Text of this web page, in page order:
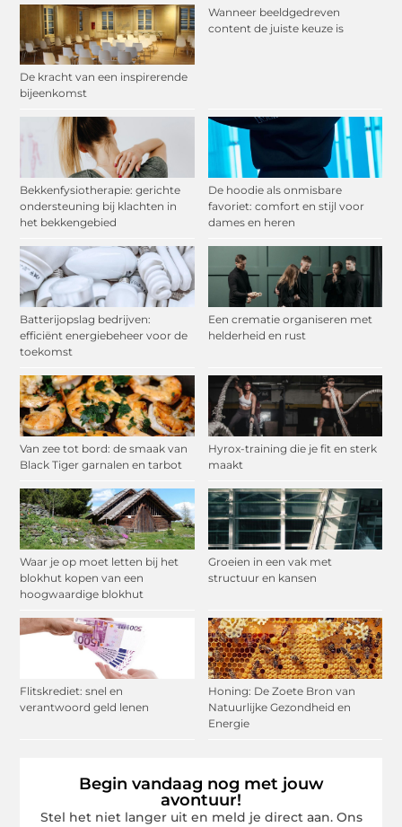
De kracht van een inspirerende
bijeenkomst
Wanneer beeldgedreven
content de juiste keuze is
Bekkenfysiotherapie: gerichte
ondersteuning bij klachten in
het bekkengebied
De hoodie als onmisbare
favoriet: comfort en stijl voor
dames en heren
Batterijopslag bedrijven:
efficiënt energiebeheer voor de
toekomst
Een crematie organiseren met
helderheid en rust
Van zee tot bord: de smaak van
Black Tiger garnalen en tarbot
Hyrox-training die je fit en sterk
maakt
Waar je op moet letten bij het
blokhut kopen van een
hoogwaardige blokhut
Groeien in een vak met
structuur en kansen
Flitskrediet: snel en
verantwoord geld lenen
Honing: De Zoete Bron van
Natuurlijke Gezondheid en
Energie
Begin vandaag nog met jouw
avontuur!
Stel het niet langer uit en meld je direct aan. Ons